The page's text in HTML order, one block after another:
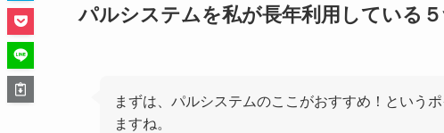
パルシステムを私が長年利用している
まずは、パルシステムのここがおすすめ！という
ますね。